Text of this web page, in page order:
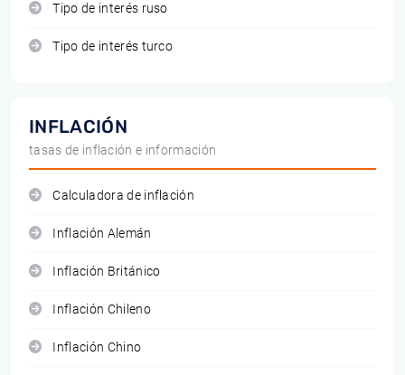
Tipo de interés ruso
Tipo de interés turco
INFLACIÓN
tasas de inflación e información
Calculadora de inflación
Inflación Alemán
Inflación Británico
Inflación Chileno
Inflación Chino